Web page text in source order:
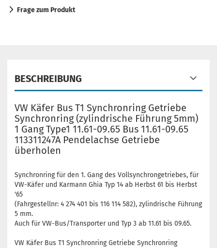
Frage zum Produkt
BESCHREIBUNG
VW Käfer Bus T1 Synchronring Getriebe
Synchronring (zylindrische Führung 5mm)
1 Gang Type1 11.61-09.65 Bus 11.61-09.65
113311247A Pendelachse Getriebe
überholen
Synchronring für den 1. Gang des Vollsynchrongetriebes, für
VW-Käfer und Karmann Ghia Typ 14 ab Herbst 61 bis Herbst
'65
(Fahrgestellnr: 4 274 401 bis 116 114 582), zylindrische Führung
5 mm.
Auch für VW-Bus/Transporter und Typ 3 ab 11.61 bis 09.65.
VW Käfer Bus T1 Synchronring Getriebe Synchronring